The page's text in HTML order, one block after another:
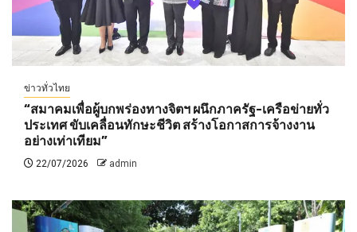
ข่าวทั่วไทย
“สมาคมเพื่อผู้บกพร่องทางจิตฯ ผนึกภาครัฐ-เครือข่ายทั่ว
ประเทศ ขับเคลื่อนทักษะชีวิต สร้างโอกาสการจ้างงาน
อย่างเท่าเทียม”
22/07/2026 admin